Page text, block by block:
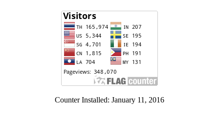
Counter Installed: January 11, 2016